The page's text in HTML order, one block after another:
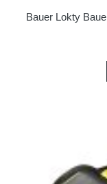
Bauer Lokty